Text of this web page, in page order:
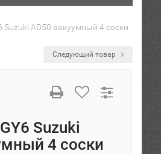
Suzuki AD50 вакуумный 4 соски
Следующий товар
Suzuki
4 соски